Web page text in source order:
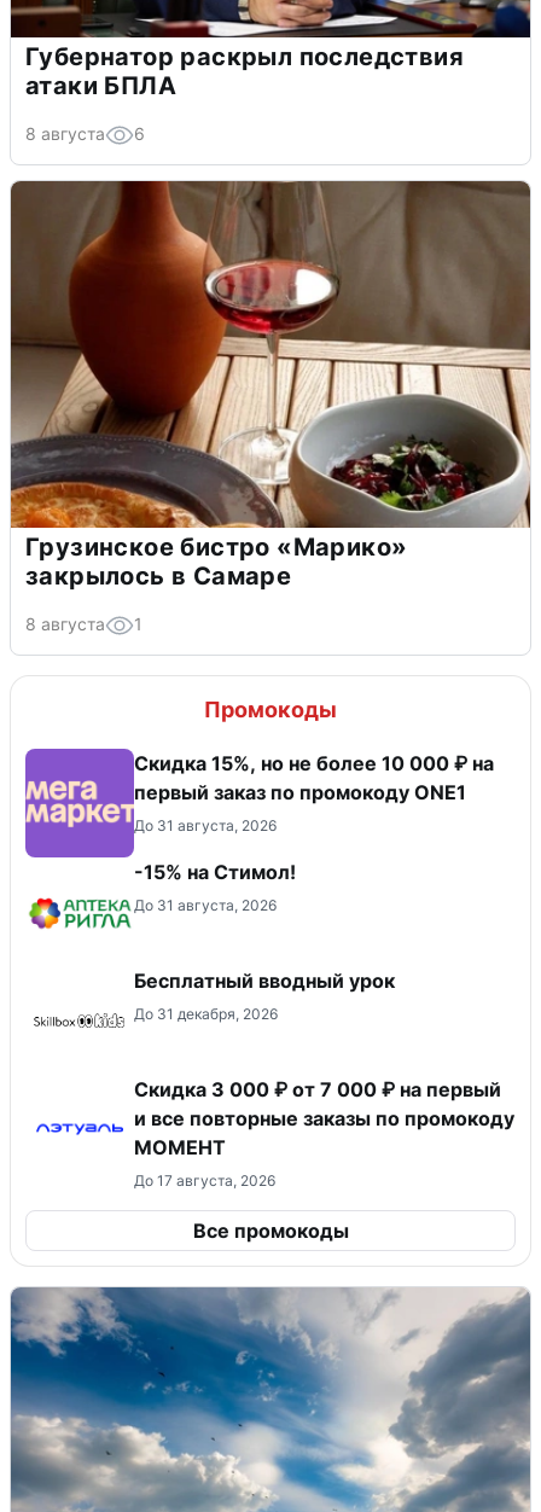
Губернатор раскрыл последствия
атаки БПЛА
8 августа 6
Грузинское бистро «Марико»
закрылось в Самаре
8 августа 1
Промокоды
Скидка 15%, но не более 10 000 ₽ на
первый заказ по промокоду ONE1
До 31 августа, 2026
-15% на Стимол!
До 31 августа, 2026
Бесплатный вводный урок
До 31 декабря, 2026
Скидка 3 000 ₽ от 7 000 ₽ на первый
и все повторные заказы по промокоду
МОМЕНТ
До 17 августа, 2026
Все промокоды